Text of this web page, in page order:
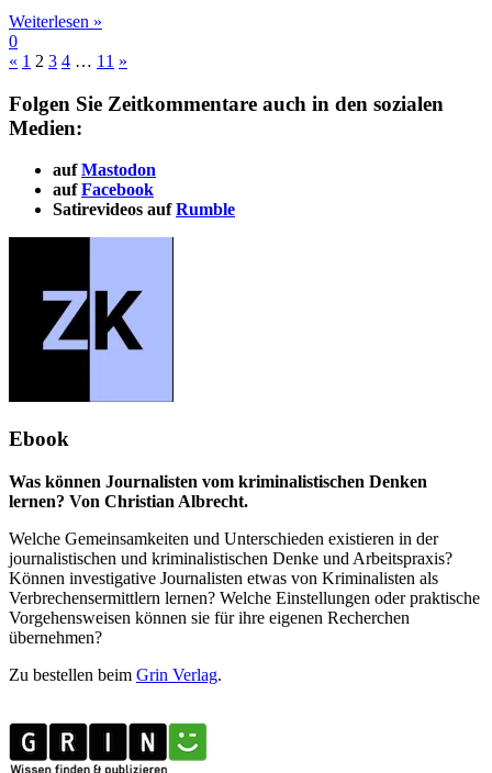
Weiterlesen »
0
« 1 2 3 4 … 11 »
Folgen Sie Zeitkommentare auch in den sozialen
Medien:
aufMastodon
auf Facebook
Satirevideos aufRumble
Ebook
Was können Journalisten vom kriminalistischen Denken
lernen? Von Christian Albrecht.
Welche Gemeinsamkeiten und Unterschieden existieren in der
journalistischen und kriminalistischen Denke und Arbeitspraxis?
Können investigative Journalisten etwas von Kriminalisten als
Verbrechensermittlern lernen? Welche Einstellungen oder praktische
Vorgehensweisen können sie für ihre eigenen Recherchen
übernehmen?
Zu bestellen beim Grin Verlag.